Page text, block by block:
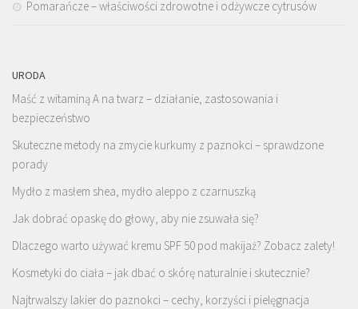
Pomarańcze – właściwości zdrowotne i odżywcze cytrusów
URODA
Maść z witaminą A na twarz – działanie, zastosowania i
bezpieczeństwo
Skuteczne metody na zmycie kurkumy z paznokci – sprawdzone
porady
Mydło z masłem shea, mydło aleppo z czarnuszką
Jak dobrać opaskę do głowy, aby nie zsuwała się?
Dlaczego warto używać kremu SPF 50 pod makijaż? Zobacz zalety!
Kosmetyki do ciała – jak dbać o skórę naturalnie i skutecznie?
Najtrwalszy lakier do paznokci – cechy, korzyści i pielęgnacja